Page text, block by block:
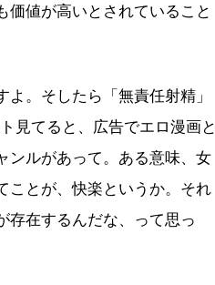
値が高いとされていること
。そしたら「無責任射精」
見てると、広告でエロ漫画と
ンルがあって。ある意味、女
ことが、快楽というか。それ
存在するんだな、って思っ